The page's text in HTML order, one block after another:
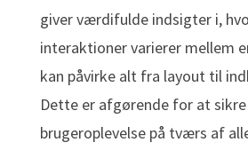
giver værdifulde indsigter i,
interaktioner varierer mellem
kan påvirke alt fra layout til
Dette er afgørende for at
brugeroplevelse på tværs af